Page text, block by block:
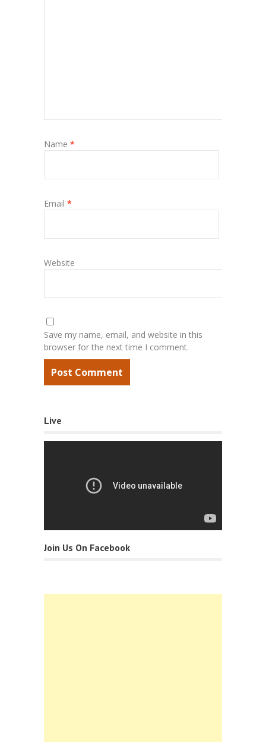
Name *
Email *
Website
Save my name, email, and website in this
browser for the next time I comment.
Live
Join Us On Facebook